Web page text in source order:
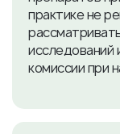
практике не
исследований
комиссии при